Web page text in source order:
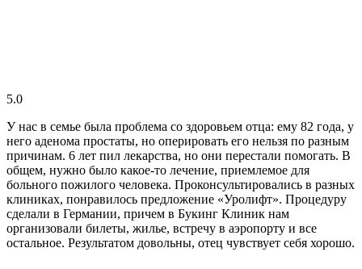
5.0
У нас в семье была проблема со здоровьем отца: ему 82 года, у
него аденома простаты, но оперировать его нельзя по разным
причинам. 6 лет пил лекарства, но они перестали помогать. В
общем, нужно было какое-то лечение, приемлемое для
больного пожилого человека. Проконсультировались в разных
клиниках, понравилось предложение «Уролифт». Процедуру
сделали в Германии, причем в Букинг Клиник нам
организовали билеты, жилье, встречу в аэропорту и все
остальное. Результатом довольны, отец чувствует себя хорошо.